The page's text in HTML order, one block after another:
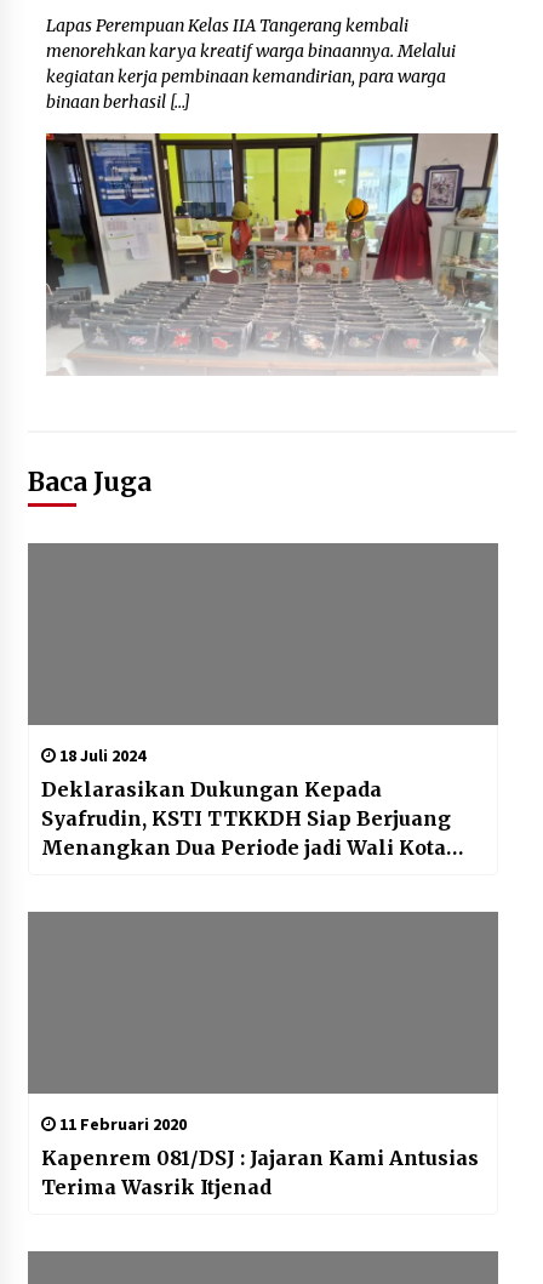
Lapas Perempuan Kelas IIA Tangerang kembali
menorehkan karya kreatif warga binaannya. Melalui
kegiatan kerja pembinaan kemandirian, para warga
binaan berhasil […]
Baca Juga
18 Juli 2024
Deklarasikan Dukungan Kepada
Syafrudin, KSTI TTKKDH Siap Berjuang
Menangkan Dua Periode jadi Wali Kota
11 Februari 2020
Kapenrem 081/DSJ : Jajaran Kami Antusias
Terima Wasrik Itjenad